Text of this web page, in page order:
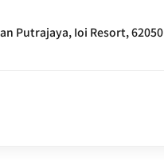
Putrajaya, Ioi Resort, 62050